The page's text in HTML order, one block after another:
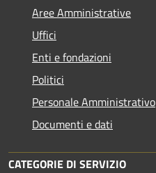
Aree Amministrative
Uffici
Enti e fondazioni
Politici
Personale Amministrativo
Documenti e dati
CATEGORIE DI SERVIZIO